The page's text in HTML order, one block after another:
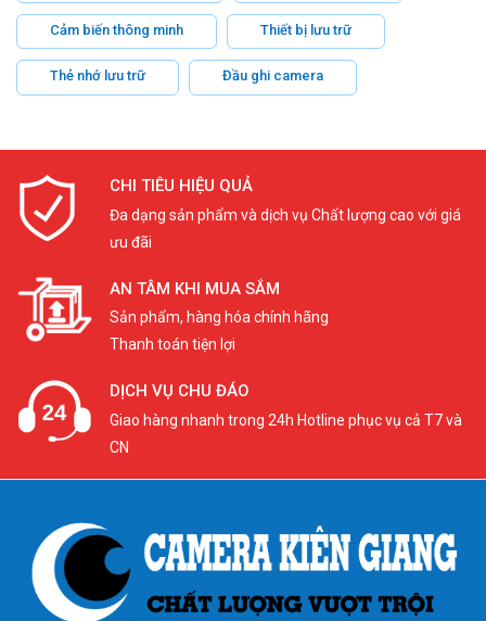
Cảm biến thông minh Thiết bị lưu trữ
Thẻ nhớ lưu trữ Đầu ghi camera
CHI TIÊU HIỆU QUẢ
Đa dạng sản phẩm và dịch vụ Chất lượng cao với giá
ưu đãi
AN TÂM KHI MUA SẮM
Sản phẩm, hàng hóa chính hãng
Thanh toán tiện lợi
DỊCH VỤ CHU ĐÁO
Giao hàng nhanh trong 24h Hotline phục vụ cả T7 và
CN